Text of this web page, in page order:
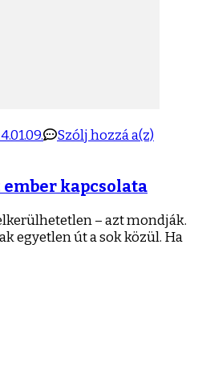
Szólj hozzá a(z)A
ember kapcsolata
– azt mondják.
egyetlen út a sok közül. Ha